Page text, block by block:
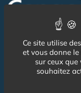
Ce site utilise
et vous donne
sur ceux que
souhaitez